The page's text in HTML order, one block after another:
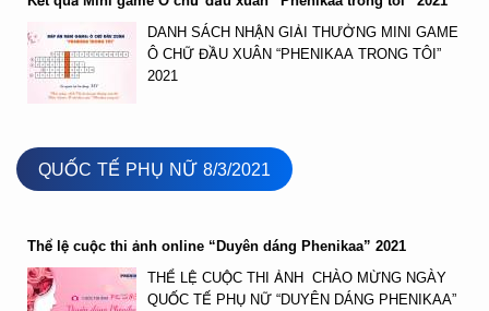
DANH SÁCH NHẬN GIẢI THƯỞNG MINI GAME
Ô CHỮ ĐẦU XUÂN “PHENIKAA TRONG TÔI”
2021
QUỐC TẾ PHỤ NỮ 8/3/2021
Thể lệ cuộc thi ảnh online “Duyên dáng Phenikaa” 2021
THỂ LỆ CUỘC THI ẢNH CHÀO MỪNG NGÀY
QUỐC TẾ PHỤ NỮ “DUYÊN DÁNG PHENIKAA”